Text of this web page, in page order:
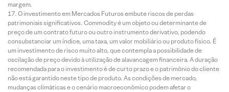
margem.
O investimento em Mercados Futuros embute riscos de perdas
patrimoniais significativos. Commodity é um objeto ou determinante de
preço de um contrato futuro ou outro instrumento derivativo, podendo
consubstanciar um índice, uma taxa, um valor mobiliário ou produto físico. É
um investimento de risco muito alto, que contempla a possibilidade de
oscilação de preço devido à utilização de alavancagem financeira. A duração
recomendada para o investimento é de curto prazo e o patrimônio do cliente
não está garantido neste tipo de produto. As condições de mercado,
mudanças climáticas e o cenário macroeconômico podem afetar o